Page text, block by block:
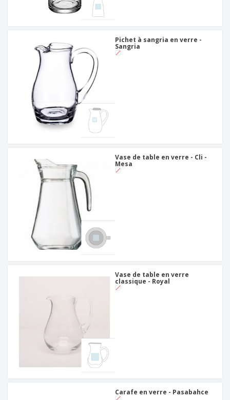
Pichet à sangria en verre -
Sangria
Vase de table en verre - Cli -
Mesa
Vase de table en verre
classique - Royal
Carafe en verre - Pasabahce